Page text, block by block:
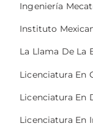
Ingeniería
Instituto
La Llama De La
Licenciatura En
Licenciatura En
Licenciatura En